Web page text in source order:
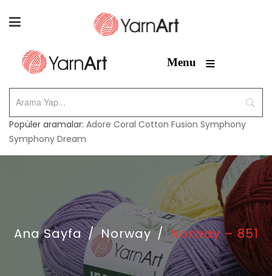
Menu ≡
Popüler aramalar: Adore Coral Cotton Fusion Symphony
Symphony Dream
Ana Sayfa / Norway / Norway – 851